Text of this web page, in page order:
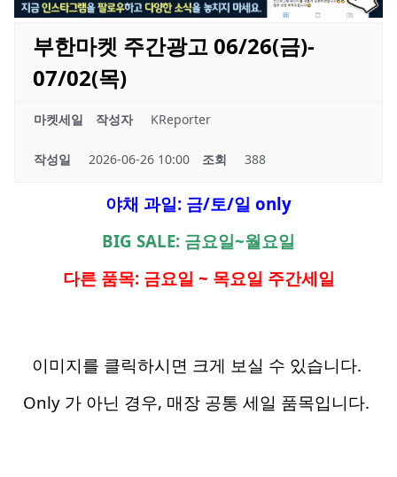
부한마켓 주간광고 06/26(금)-
07/02(목)
마켓세일 작성자 KReporter
작성일 2026-06-26 10:00 조회 388
야채 과일: 금/토/일 only
BIG SALE: 금요일~월요일
다른 품목: 금요일 ~ 목요일 주간세일
이미지를 클릭하시면 크게 보실 수 있습니다.
Only 가 아닌 경우, 매장 공통 세일 품목입니다.